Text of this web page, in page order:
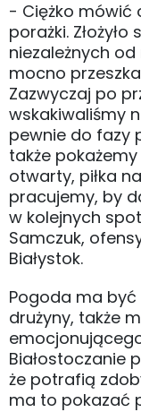
- Ciężko mówić
porażki.
niezależnych
mocno
Zazwyczaj po
wskakiwaliśmy
pewnie do fazy
także
otwarty, piłka
pracujemy, by
w kolejnych
Samczuk,
Białystok.
Pogoda ma być
drużyny, także
Białostoczanie
że potrafią
ma to pokazać